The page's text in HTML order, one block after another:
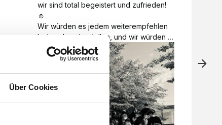
Über Cookies
wir sind total begeistert und zufrieden!
☺️
Wir würden es jedem weiterempfehlen
bei euch zu bestellen, und wir würden
es auch sofort nochmal tun!
Vielen Dank für alles 😊